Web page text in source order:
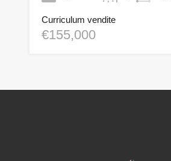
Curriculum vendite
€155,000